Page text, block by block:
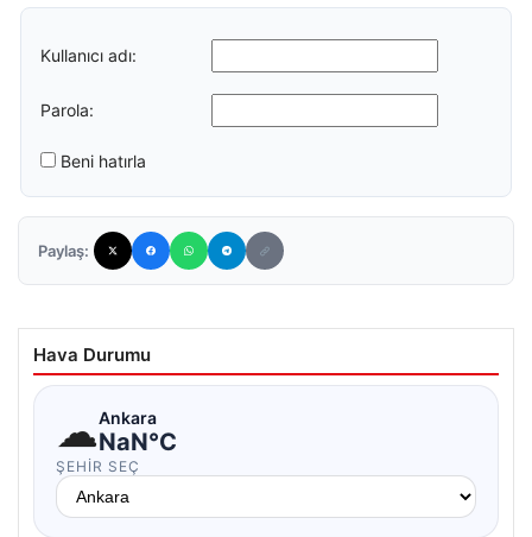
Kullanıcı adı:
Parola:
Beni hatırla
Paylaş:
Hava Durumu
☁Ankara
NaN°C
ŞEHIR SEÇ